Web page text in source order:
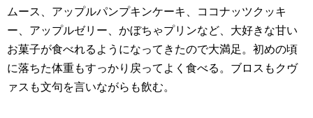
ムース、アップルパンプキンケーキ、ココナッツクッキ
ー、アップルゼリー、かぼちゃプリンなど、大好きな甘い
お菓子が食べれるようになってきたので大満足。初めの頃
に落ちた体重もすっかり戻ってよく食べる。ブロスもクヴ
ァスも文句を言いながらも飲む。